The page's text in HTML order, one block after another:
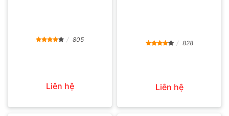
805
Liên hệ
828
Liên hệ